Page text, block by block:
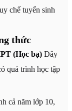
chế tuyển sinh
thức
(Học bạ) Đây
quá trình học tập
cả năm lớp 10,